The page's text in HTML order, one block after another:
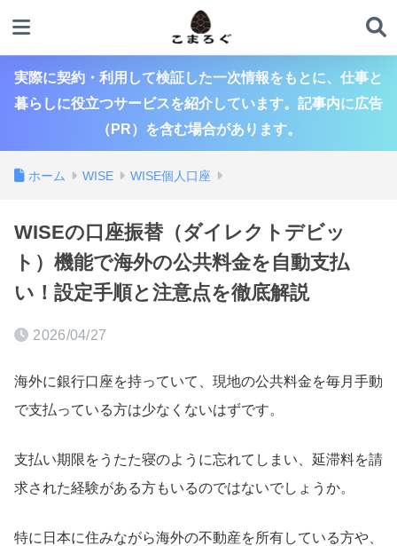
実際に契約・利用して検証した一次情報をもとに、仕事と
暮らしに役立つサービスを紹介しています。記事内に広告
（PR）を含む場合があります。
ホーム WISE WISE個人口座
WISEの口座振替（ダイレクトデビッ
ト）機能で海外の公共料金を自動支払
い！設定手順と注意点を徹底解説
2026/04/27
海外に銀行口座を持っていて、現地の公共料金を毎月手動
で支払っている方は少なくないはずです。
支払い期限をうたた寝のように忘れてしまい、延滞料を請
求された経験がある方もいるのではないでしょうか。
特に日本に住みながら海外の不動産を所有している方や、